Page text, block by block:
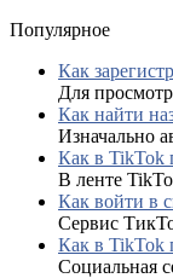
Популярное
Как
Для
Как найти
Изначально
Как в TikTok
В ленте
Как войти в
Сервис
Как в TikTok
Социальная